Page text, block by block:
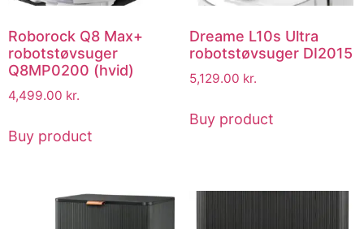
Roborock Q8 Max+
robotstøvsuger
Q8MP0200 (hvid)
4,499.00 kr.
Buy product
Dreame L10s Ultra
robotstøvsuger DI2015
5,129.00 kr.
Buy product